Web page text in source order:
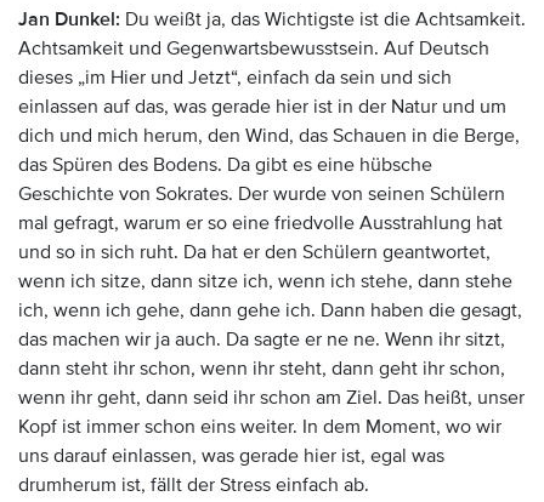
Jan Dunkel: Du weißt ja, das Wichtigste ist die Achtsamkeit.
Achtsamkeit und Gegenwartsbewusstsein. Auf Deutsch
dieses „im Hier und Jetzt“, einfach da sein und sich
einlassen auf das, was gerade hier ist in der Natur und um
dich und mich herum, den Wind, das Schauen in die Berge,
das Spüren des Bodens. Da gibt es eine hübsche
Geschichte von Sokrates. Der wurde von seinen Schülern
mal gefragt, warum er so eine friedvolle Ausstrahlung hat
und so in sich ruht. Da hat er den Schülern geantwortet,
wenn ich sitze, dann sitze ich, wenn ich stehe, dann stehe
ich, wenn ich gehe, dann gehe ich. Dann haben die gesagt,
das machen wir ja auch. Da sagte er ne ne. Wenn ihr sitzt,
dann steht ihr schon, wenn ihr steht, dann geht ihr schon,
wenn ihr geht, dann seid ihr schon am Ziel. Das heißt, unser
Kopf ist immer schon eins weiter. In dem Moment, wo wir
uns darauf einlassen, was gerade hier ist, egal was
drumherum ist, fällt der Stress einfach ab.